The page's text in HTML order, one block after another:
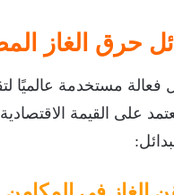
حرق الغاز
فعالة مستخدمة عالميًا
على القيمة